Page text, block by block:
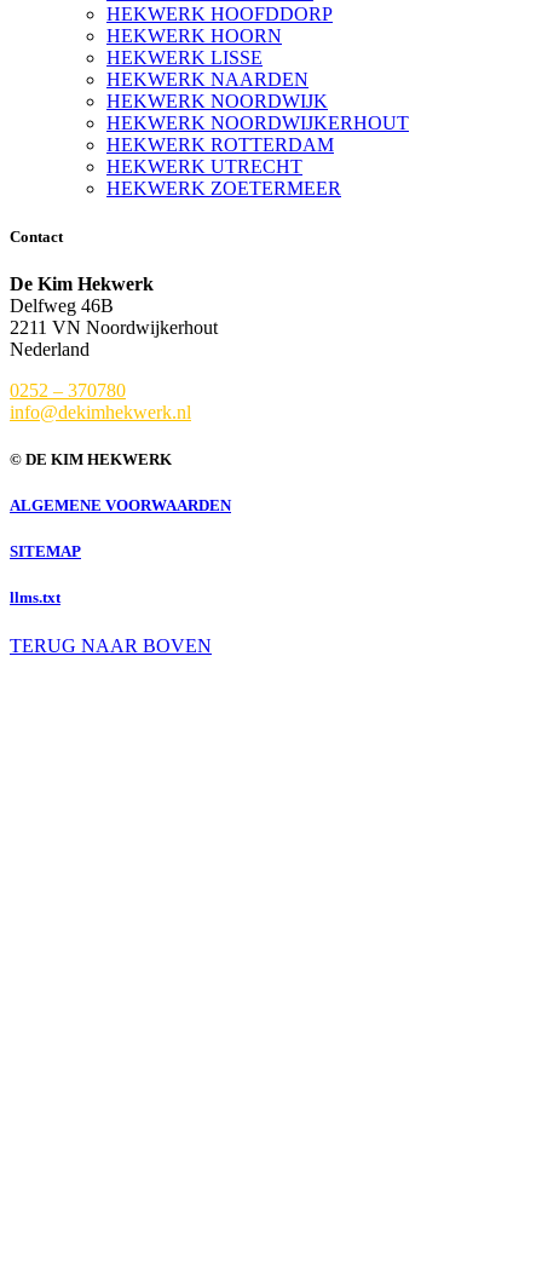
HEKWERK HOOFDDORP
HEKWERK HOORN
HEKWERK LISSE
HEKWERK NAARDEN
HEKWERK NOORDWIJK
HEKWERK NOORDWIJKERHOUT
HEKWERK ROTTERDAM
HEKWERK UTRECHT
HEKWERK ZOETERMEER
Contact
De Kim Hekwerk
Delfweg 46B
2211 VN Noordwijkerhout
Nederland
0252 – 370780
info@dekimhekwerk.nl
© DE KIM HEKWERK
ALGEMENE VOORWAARDEN
SITEMAP
llms.txt
TERUG NAAR BOVEN